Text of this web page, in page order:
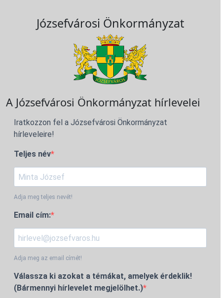
Józsefvárosi Önkormányzat
A Józsefvárosi Önkormányzat hírlevelei
Iratkozzon fel a Józsefvárosi Önkormányzat
hírleveleire!
Teljes név
Adja meg teljes nevét!
Email cím:
Adja meg az email címét!
Válassza ki azokat a témákat, amelyek érdeklik!
(Bármennyi hírlevelet megjelölhet.)